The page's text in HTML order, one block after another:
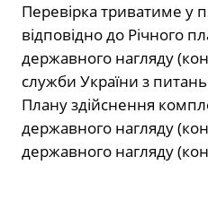
Перевірка триватиме у
відповідно до Річного
державного нагляду
служби України з
Плану здійснення
державного нагляду
державного нагляду